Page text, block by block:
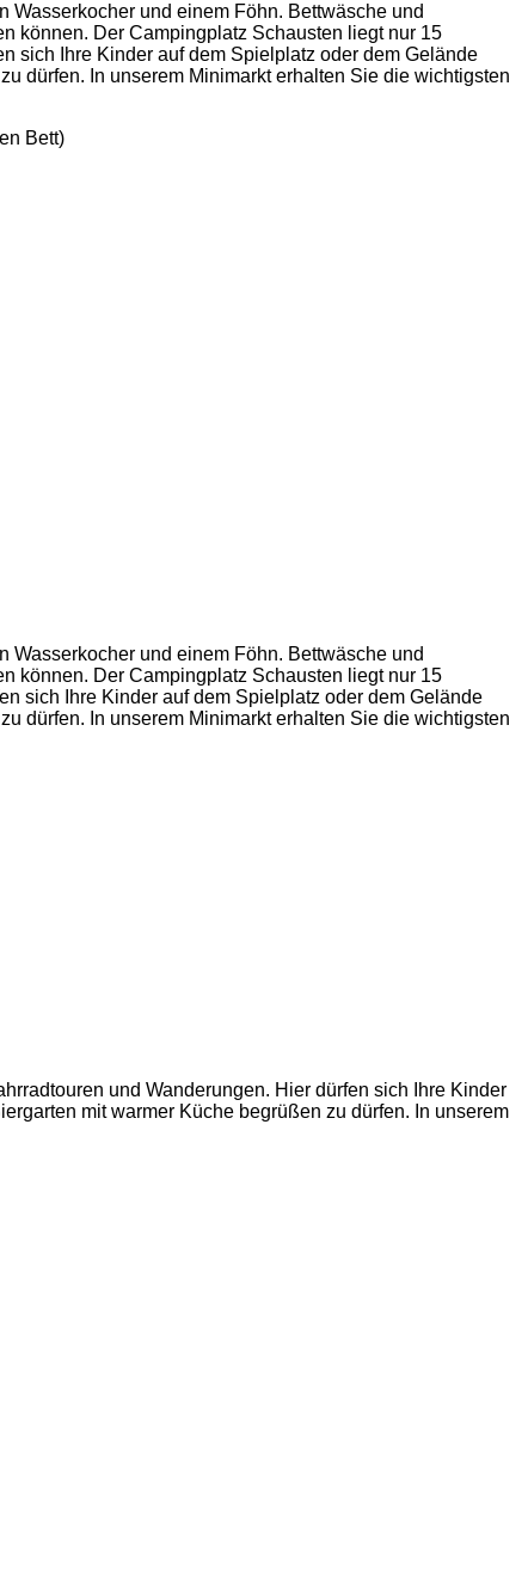
und einem Föhn. Bettwäsche und
können. Der Campingplatz Schausten liegt nur 15
sich Ihre Kinder auf dem Spielplatz oder dem Gelände
dürfen. In unserem Minimarkt erhalten Sie die wichtigsten
Bett)
und einem Föhn. Bettwäsche und
können. Der Campingplatz Schausten liegt nur 15
sich Ihre Kinder auf dem Spielplatz oder dem Gelände
dürfen. In unserem Minimarkt erhalten Sie die wichtigsten
und Wanderungen. Hier dürfen sich Ihre Kinder
mit warmer Küche begrüßen zu dürfen. In unserem